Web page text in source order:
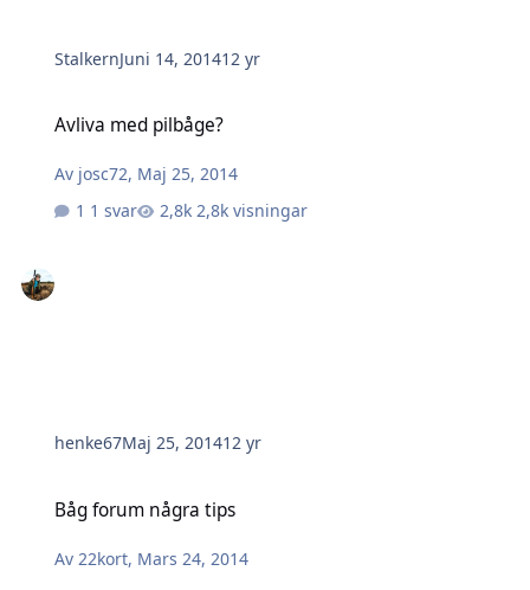
StalkernJuni 14, 201412 yr
Avliva med pilbåge?
Av josc72, Maj 25, 2014
1 svar
2,8k visningar
henke67Maj 25, 201412 yr
Båg forum några tips
Av 22kort, Mars 24, 2014